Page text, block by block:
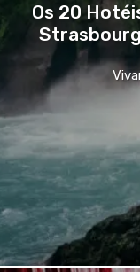
Os 20